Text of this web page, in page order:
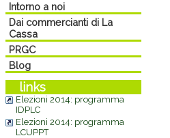
Intorno a noi
Dai commercianti di La
Cassa
PRGC
Blog
links
Elezioni 2014: programma
IDPLC
Elezioni 2014: programma
LCUPPT